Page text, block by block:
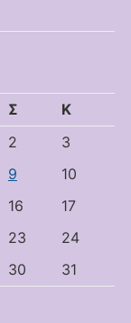
Σ
Κ
2
3
9
10
16
17
23
24
30 31